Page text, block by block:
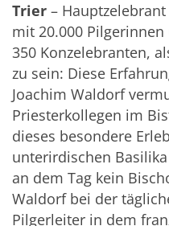
Trier –
mit 20.000
350 Konzelebranten,
zu sein: Diese
Joachim Waldorf
Priesterkollegen im
dieses besondere
unterirdischen
an dem Tag kein
Waldorf bei der
Pilgerleiter in dem